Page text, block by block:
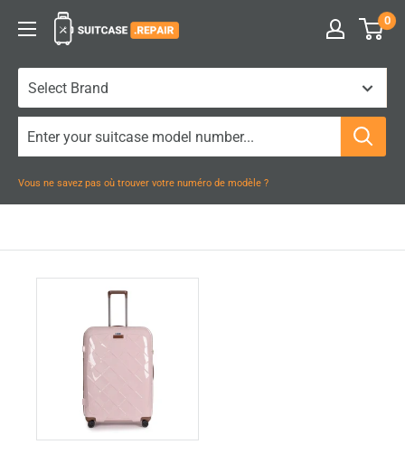
Suitcase.Repair 0
Vous ne savez pas où trouver votre numéro de modèle ?